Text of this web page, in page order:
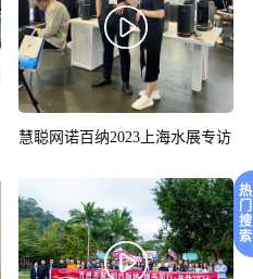
慧聪网诺百纳2023上海水展专访
热
门
搜
索